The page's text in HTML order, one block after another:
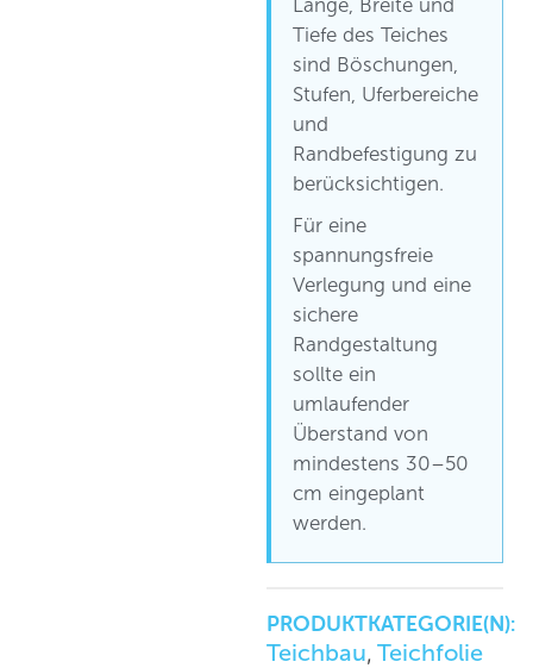
Länge, Breite und
Tiefe des Teiches
sind Böschungen,
Stufen, Uferbereiche
und
Randbefestigung zu
berücksichtigen.
Für eine
spannungsfreie
Verlegung und eine
sichere
Randgestaltung
sollte ein
umlaufender
Überstand von
mindestens 30–50
cm eingeplant
werden.
PRODUKTKATEGORIE(N):
Teichbau, Teichfolie